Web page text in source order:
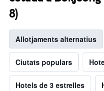
8)
Allotjaments alternatius
Ciutats populars
Hotels de 3 estrelles